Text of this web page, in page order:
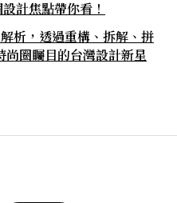
計焦點帶你看！
析，透過重構、拆解、拼
尚圈矚目的台灣設計新星